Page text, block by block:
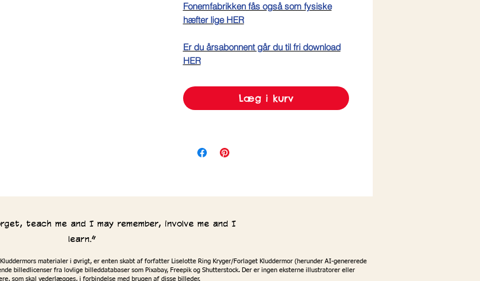
Fonemfabrikken fås også som fysiske
hæfter lige HER
Er du årsabonnent går du til fri download
HER
Læg i kurv
teach me and I may remember, involve me and I
learn.”
materialer i øvrigt, er enten skabt af forfatter Liselotte Ring Kryger/Forlaget Kluddermor (herunder AI-genererede
billedlicenser fra lovlige billeddatabaser som Pixabay, Freepik og Shutterstock. Der er ingen eksterne illustratorer eller
som skal vederlægges, i forbindelse med brugen af disse billeder.